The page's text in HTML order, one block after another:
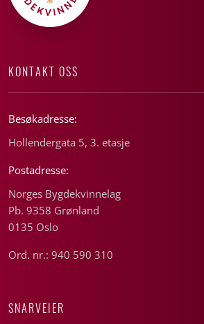
KONTAKT OSS
Besøkadresse:
Hollendergata 5, 3. etasje
Postadresse:
Norges Bygdekvinnelag
Pb. 9358 Grønland
0135 Oslo
Ord. nr.: 940 590 310
SNARVEIER